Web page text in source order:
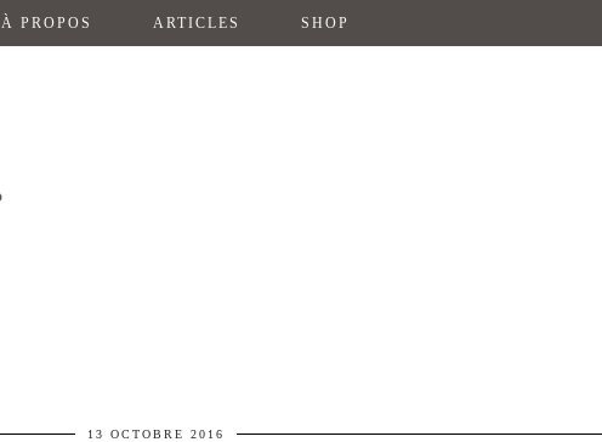
À PROPOS ARTICLES SHOP
13 OCTOBRE 2016